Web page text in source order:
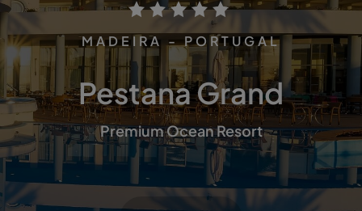
MADEIRA - PORTUGAL
Pestana Grand
Premium Ocean Resort